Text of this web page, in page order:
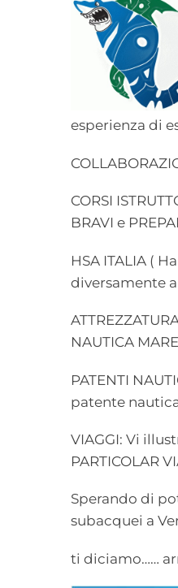
esperienza di
CORSI
BRAVI e
HSA ITALIA (
diversamente
NAUTICA MARE
PATENTI
patente
VIAGGI: Vi
PARTICOLAR
Sperando di
subacquei a
ti diciamo……